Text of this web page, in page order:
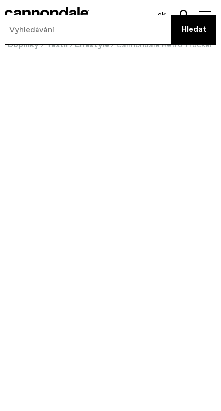
sk
Doplnky/Textil/Lifestyle/Cannondale Retro Trucker